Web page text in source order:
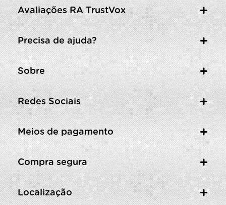
Avaliações RA TrustVox
Precisa de ajuda?
Sobre
Redes Sociais
Meios de pagamento
Compra segura
Localização